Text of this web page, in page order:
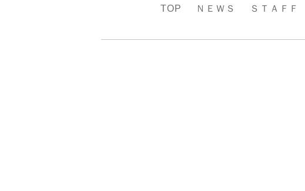
TOP ＮＥＷＳ ＳＴＡＦＦ